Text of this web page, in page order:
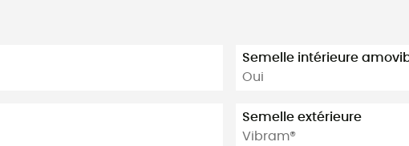
Semelle intérieure
Oui
Semelle extérieure
Vibram®